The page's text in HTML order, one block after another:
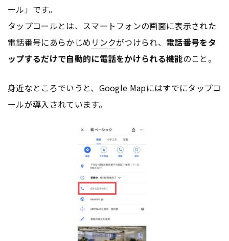
ール」です。
タップコールとは、スマートフォンの画面に表示された
電話番号にあらかじめ リンクがつけられ、 電話番号をタ
ップするだけで自動的に電話をかけられる機能のこと。
身近なところでいうと、 Google Mapにはすでにタップコ
ールが導入されています。